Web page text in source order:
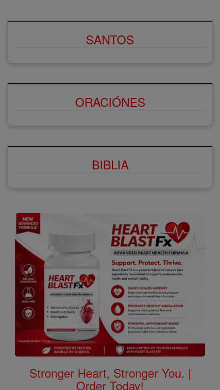
SANTOS
ORACIÓNES
BIBLIA
Stronger Heart, Stronger You. |
Order Today!